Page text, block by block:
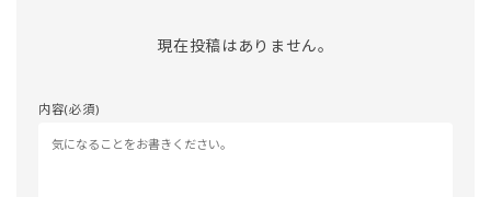
現在投稿はありません。
内容(必須)